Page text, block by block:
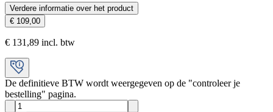
Verdere informatie over het product
€ 109,00
€ 131,89 incl. btw
De definitieve BTW wordt weergegeven op de "controleer je
bestelling" pagina.